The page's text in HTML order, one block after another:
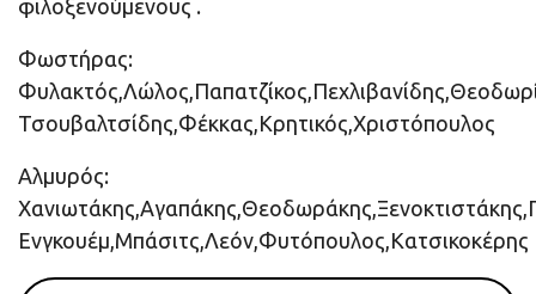
φιλοξενούμενους .
Φωστήρας:
Τσουβαλτσίδης,Φέκκας,Κρητικός,Χριστόπουλος
Αλμυρός:
Ενγκουέμ,Μπάσιτς,Λεόν,Φυτόπουλος,Κατσικοκέρης